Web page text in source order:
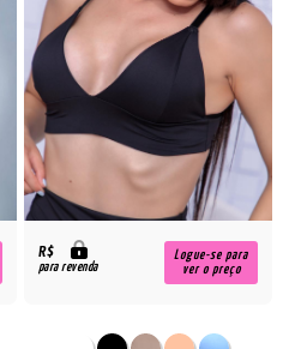
R$
para revenda
Logue-se para
ver o preço